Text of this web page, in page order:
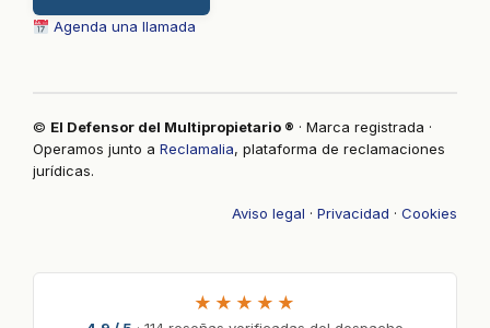
Agenda una llamada
© El Defensor del Multipropietario ® · Marca registrada ·
Operamos junto a Reclamalia, plataforma de reclamaciones
jurídicas.
Aviso legal · Privacidad · Cookies
★★★★★